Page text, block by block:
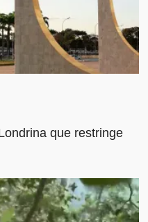
que restringe